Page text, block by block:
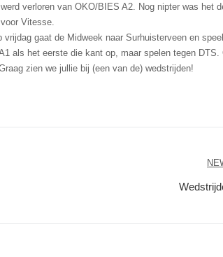
verloren van OKO/BIES A2. Nog nipter was het
Vitesse.
gaat de Midweek naar Surhuisterveen en
als het eerste die kant op, maar spelen tegen DTS.
zien we jullie bij (een van de) wedstrijden!